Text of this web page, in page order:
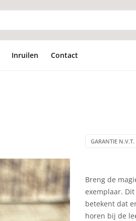
Inruilen Contact
GARANTIE N.V.T.
Breng de
exemplaar.
betekent dat
horen bij de